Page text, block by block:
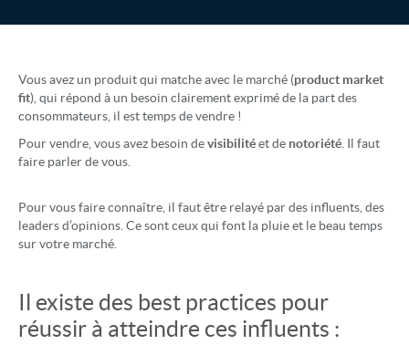
Vous avez un produit qui matche avec le marché (product market
fit), qui répond à un besoin clairement exprimé de la part des
consommateurs, il est temps de vendre !
Pour vendre, vous avez besoin devisibilitéet de notoriété . Il faut
faire parler de vous.
Pour vous faire connaître, il faut être relayé par des influents, des
leaders d’opinions. Ce sont ceux qui font la pluie et le beau temps
sur votre marché.
Il existe des best practices pour
réussir à atteindre ces influents :